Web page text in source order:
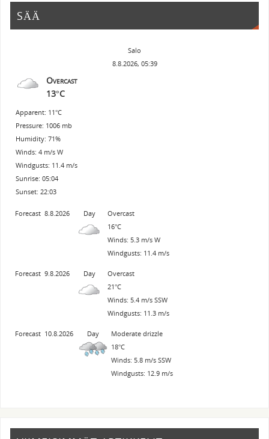
SÄÄ
Salo
8.8.2026, 05:39
Overcast
13°C
Apparent: 11°C
Pressure: 1006 mb
Humidity: 71%
Winds: 4 m/s W
Windgusts: 11.4 m/s
Sunrise: 05:04
Sunset: 22:03
Forecast 8.8.2026 Day
Overcast
16°C
Winds: 5.3 m/s W
Windgusts: 11.4 m/s
Forecast 9.8.2026 Day
Overcast
21°C
Winds: 5.4 m/s SSW
Windgusts: 11.3 m/s
Forecast 10.8.2026 Day
Moderate drizzle
18°C
Winds: 5.8 m/s SSW
Windgusts: 12.9 m/s